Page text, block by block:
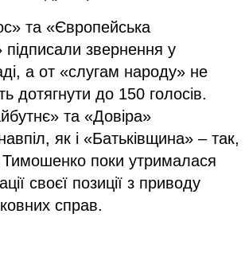
та «Європейська
підписали звернення у
а от «слугам народу» не
дотягнути до 150 голосів.
та «Довіра»
як і «Батьківщина» – так,
Тимошенко поки утрималася
своєї позиції з приводу
справ.